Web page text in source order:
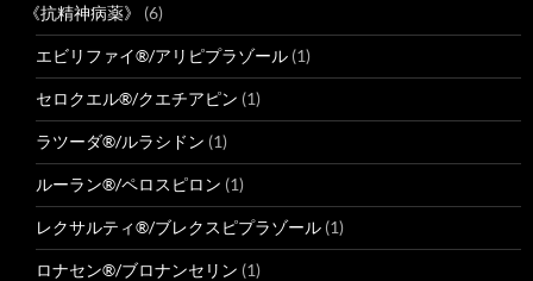
《抗精神病薬》 (6)
エビリファイ®/アリピプラゾール (1)
セロクエル®/クエチアピン (1)
ラツーダ®/ルラシドン (1)
ルーラン®/ペロスピロン (1)
レクサルティ®/ブレクスピプラゾール (1)
ロナセン®/ブロナンセリン (1)